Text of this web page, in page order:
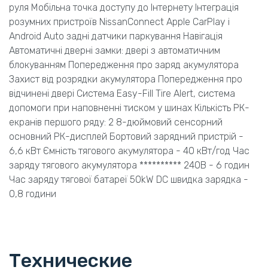
Технические
руля Мобільна точка доступу до Інтернету Інтеграція
розумних пристроїв NissanConnect Apple CarPlay і
Android Auto задні датчики паркування Навігація
Автоматичні дверні замки: двері з автоматичним
блокуванням Попередження про заряд акумулятора
Захист від розрядки акумулятора Попередження про
відчинені двері Система Easy-Fill Tire Alert, система
допомоги при наповненні тиском у шинах Кількість РК-
екранів першого ряду: 2 8-дюймовий сенсорний
основний РК-дисплей Бортовий зарядний пристрій -
6,6 кВт Ємність тягового акумулятора - 40 кВт/год Час
заряду тягового акумулятора ********** 240В - 6 годин
Час заряду тягової батареї 50kW DC швидка зарядка -
0,8 години